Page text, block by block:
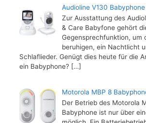
Audioline V130 Babyphone
Zur Ausstattung des
& Care Babyfone gehört
Gegensprechfunktion, um
beruhigen, ein Nachtlicht
Schlaflieder. Genügt dies heute für die
ein Babyphone? […]
Motorola MBP 8
Der Betrieb des Motorola
Babyphone ist nur über